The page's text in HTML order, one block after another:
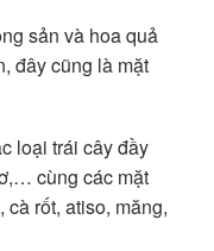
sản và hoa quả
đây cũng là mặt
loại trái cây đầy
cùng các mặt
rốt, atiso, măng,